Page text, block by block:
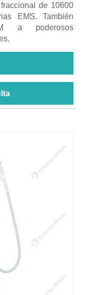
de 10600
EMS. También
a poderosos